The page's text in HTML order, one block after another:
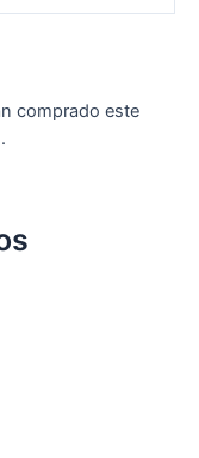
comprado este